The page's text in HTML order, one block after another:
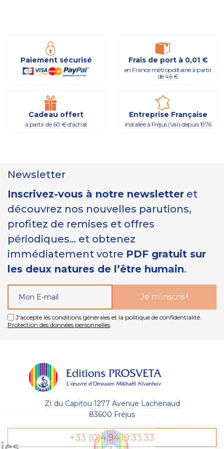
Paiement sécurisé Frais de port à 0,01 €
en France métropolitaine à partir
de 46 €
Cadeau offert
à partir de 60 € d'achat
Entreprise Française
installée à Fréjus (Var) depuis 1976
Newsletter
Inscrivez-vous à notre newsletter et
découvrez nos nouvelles parutions,
profitez de remises et offres
périodiques… et obtenez
immédiatement votre PDF gratuit sur
les deux natures de l’être humain.
J'accepte les conditions générales et la politique de confidentialité.
Protection des données personnelles
ZI du Capitou 1277 Avenue Lachenaud
83600 Fréjus
+33 (0)4.94.19.33.33